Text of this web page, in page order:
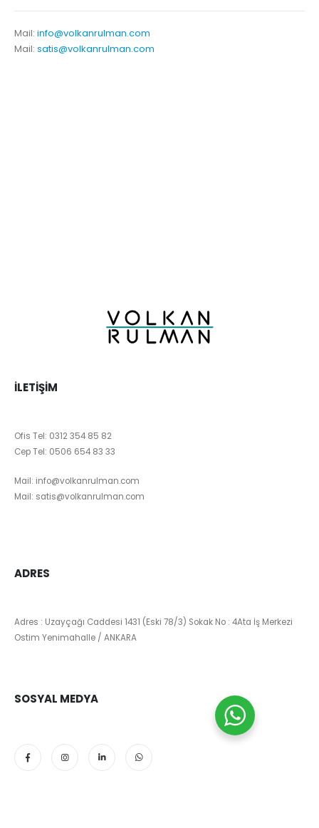
Mail: info@volkanrulman.com
Mail: satis@volkanrulman.com
İLETIŞIM
Ofis Tel: 0312 354 85 82
Cep Tel: 0506 654 83 33
Mail: info@volkanrulman.com
Mail: satis@volkanrulman.com
ADRES
Adres : Uzayçağı Caddesi 1431 (Eski 78/3) Sokak No : 4Ata İş Merkezi
Ostim Yenimahalle / ANKARA
SOSYAL MEDYA